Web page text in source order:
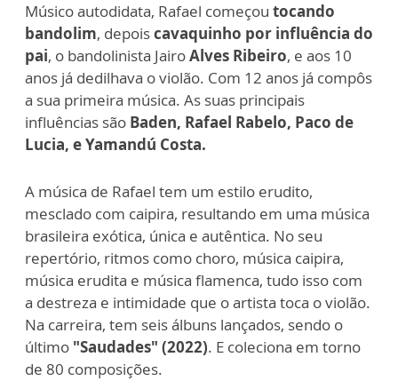
Músico autodidata, Rafael começou tocando
bandolim, depoiscavaquinho por influência do
pai, o bandolinista JairoAlves Ribeiro, e aos 10
anos já dedilhava o violão. Com 12 anos já compôs
a sua primeira música. As suas principais
influências são Baden, Rafael Rabelo, Paco de
Lucia, e Yamandú Costa.
A música de Rafael tem um estilo erudito,
mesclado com caipira, resultando em uma música
brasileira exótica, única e autêntica. No seu
repertório, ritmos como choro, música caipira,
música erudita e música flamenca, tudo isso com
a destreza e intimidade que o artista toca o violão.
Na carreira, tem seis álbuns lançados, sendo o
último "Saudades" (2022). E coleciona em torno
de 80 composições.